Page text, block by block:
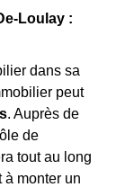
Loulay :
dans sa
peut
. Auprès de
de
tout au long
à monter un